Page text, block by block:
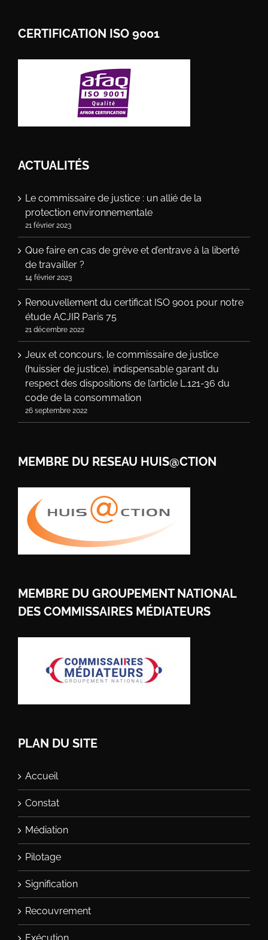
CERTIFICATION ISO 9001
ACTUALITÉS
Le commissaire de justice : un allié de la
protection environnementale
21 février 2023
Que faire en cas de grève et d’entrave à la liberté
de travailler ?
14 février 2023
Renouvellement du certificat ISO 9001 pour notre
étude ACJIR Paris 75
21 décembre 2022
Jeux et concours, le commissaire de justice
(huissier de justice), indispensable garant du
respect des dispositions de l’article L.121-36 du
code de la consommation
26 septembre 2022
MEMBRE DU RESEAU HUIS@CTION
MEMBRE DU GROUPEMENT NATIONAL
DES COMMISSAIRES MÉDIATEURS
PLAN DU SITE
Accueil
Constat
Médiation
Pilotage
Signification
Recouvrement
Exécution